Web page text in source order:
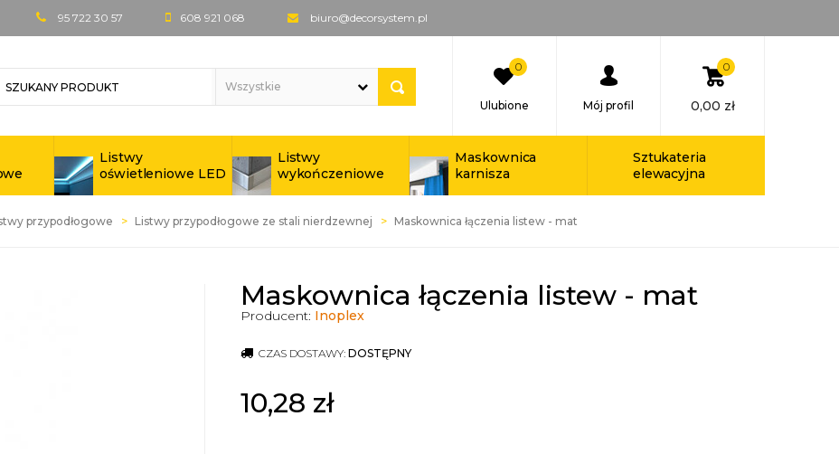
95 722 30 57 608 921 068 biuro@decorsystem.pl
0
Ulubione Mój profil
0
0,00 zł
Listwy
oświetleniowe LED
Listwy
wykończeniowe
Maskownica
karnisza
Sztukateria
elewacyjna
przypodłogowe Listwy przypodłogowe ze stali nierdzewnej Maskownica łączenia listew - mat
Maskownica łączenia listew - mat
Producent: Inoplex
CZAS DOSTAWY: DOSTĘPNY
10,28 zł